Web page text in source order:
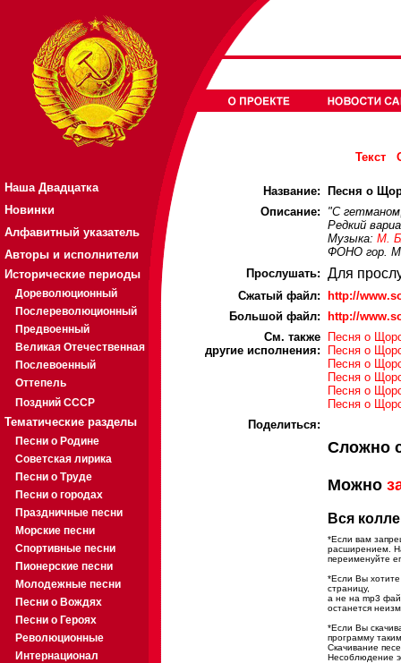
Наша Двадцатка
Новинки
Алфавитный указатель
Авторы и исполнители
Исторические периоды
Дореволюционный
Послереволюционный
Предвоенный
Великая Отечественная
Послевоенный
Оттепель
Поздний СССР
Тематические разделы
Песни о Родине
Советская лирика
Песни о Труде
Песни о городах
Праздничные песни
Морские песни
Спортивные песни
Пионерские песни
Молодежные песни
Песни о Вождях
Песни о Героях
Революционные
Интернационал
Текст
Название:
Песня о
Описание:
"С
Редкий
Музыка: М.
ФОНО гор.
Прослушать: Для
Cжатый файл:
http://
Большой файл:
http://
См. также
другие исполнения:
Песня о
Песня о
Песня о
Песня о
Песня о
Песня о
Поделиться:
Сложно
Можно
Вся
*Если вам
расширением.
переименуйте
*Если Вы
страницу,
а не на mp3
останется
*Если Вы
программу
Скачивание
Несоблюдение